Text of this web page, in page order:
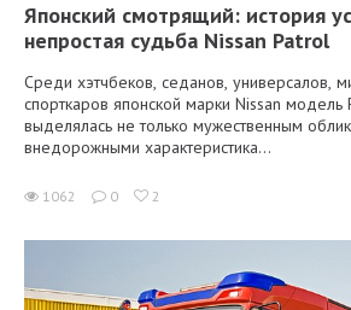
Японский смотрящий: история
непростая судьба Nissan Patrol
Среди хэтчбеков, седанов, универсалов,
спорткаров японской марки Nissan модель
выделялась не только мужественным
внедорожными характеристика...
1062 0 2